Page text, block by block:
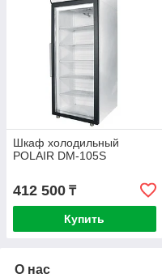
Шкаф холодильный
POLAIR DM-105S
412 500 ₸
Купить
О нас